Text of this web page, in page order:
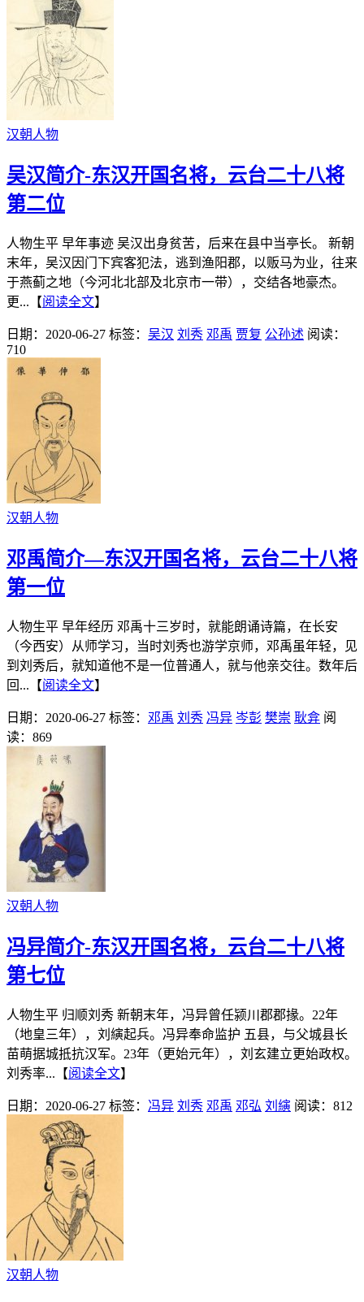
汉朝人物
吴汉简介-东汉开国名将，云台二十八将
第二位
人物生平 早年事迹 吴汉出身贫苦，后来在县中当亭长。 新朝
末年，吴汉因门下宾客犯法，逃到渔阳郡，以贩马为业，往来
于燕蓟之地（今河北北部及北京市一带），交结各地豪杰。
更...【阅读全文】
日期：2020-06-27 标签： 吴汉 刘秀 邓禹 贾复 公孙述 阅读：
710
汉朝人物
邓禹简介—东汉开国名将，云台二十八将
第一位
人物生平 早年经历 邓禹十三岁时，就能朗诵诗篇，在长安
（今西安）从师学习，当时刘秀也游学京师，邓禹虽年轻，见
到刘秀后，就知道他不是一位普通人，就与他亲交往。数年后
回...【阅读全文】
日期：2020-06-27 标签： 邓禹 刘秀 冯异 岑彭 樊崇 耿弇 阅
读：869
汉朝人物
冯异简介-东汉开国名将，云台二十八将
第七位
人物生平 归顺刘秀 新朝末年，冯异曾任颍川郡郡掾。22年
（地皇三年），刘縯起兵。冯异奉命监护 五县，与父城县长
苗萌据城抵抗汉军。23年（更始元年），刘玄建立更始政权。
刘秀率...【阅读全文】
日期：2020-06-27 标签： 冯异 刘秀 邓禹 邓弘 刘縯 阅读：812
汉朝人物